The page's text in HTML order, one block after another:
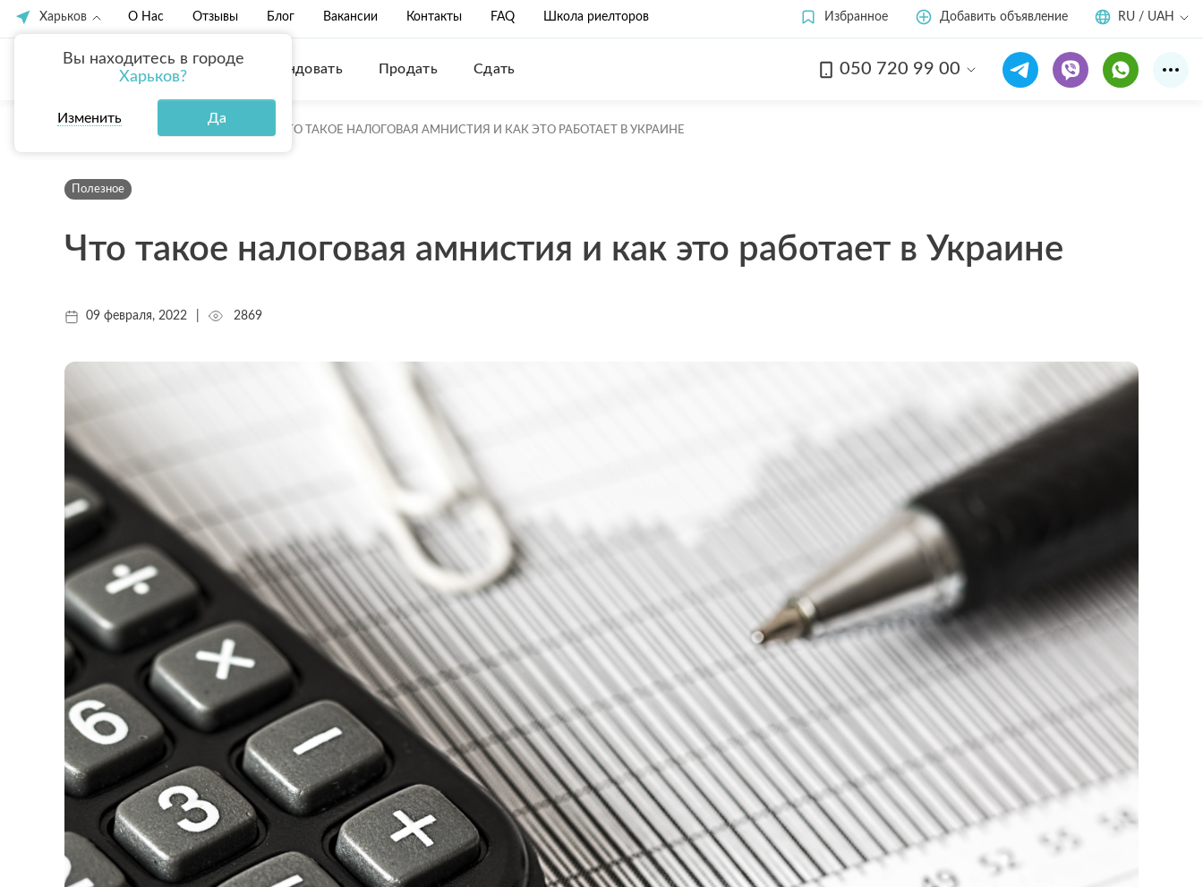
Харьков
Вы находитесь в городе
Харьков?
Изменить Да
О Нас Отзывы Блог Вакансии Контакты FAQ Школа риелторов Избранное Добавить объявление RU / UAH
Купить Арендовать Продать Сдать 050 720 99 00
ГЛАВНАЯ ЧТО ТАКОЕ НАЛОГОВАЯ АМНИСТИЯ И КАК ЭТО РАБОТАЕТ В УКРАИНЕ
Полезное
Что такое налоговая амнистия и как это работает в Украине
09 февраля, 2022 2869